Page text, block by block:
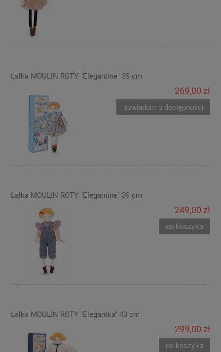
Lalka MOULIN ROTY "Elegantine" 39 cm
269,00 zł
powiadom o dostępności
Lalka MOULIN ROTY "Elegantine" 39 cm
249,00 zł
do koszyka
Lalka MOULIN ROTY "Elegantka" 40 cm
299,00 zł
do koszyka